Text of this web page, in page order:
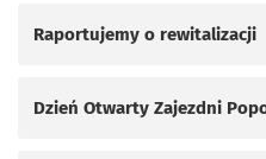
Raportujemy o rewitalizacji
Dzień Otwarty Zajezdni